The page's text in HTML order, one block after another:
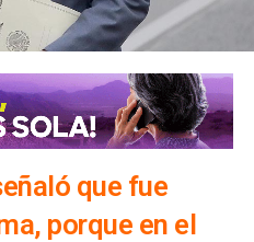
que fue
porque en el